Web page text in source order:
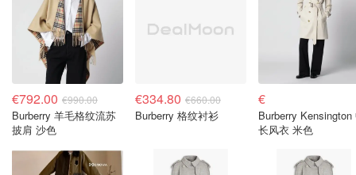
€792.00 €990.00
Burberry 羊毛格纹流苏
披肩 沙色
€334.80 €660.00
Burberry 格纹衬衫
€
Burberry Kensington
长风衣 米色